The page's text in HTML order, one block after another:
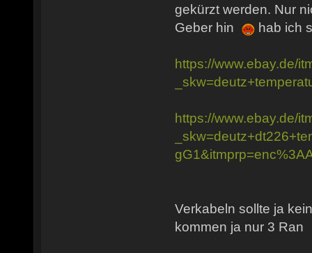
gekürzt werden. Nur
Geber hin
hab ich
https://www.ebay.de/
https://www.ebay.de/
Verkabeln sollte ja
kommen ja nur 3 Ran